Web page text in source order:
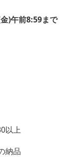
)午前8:59まで
以上
納品